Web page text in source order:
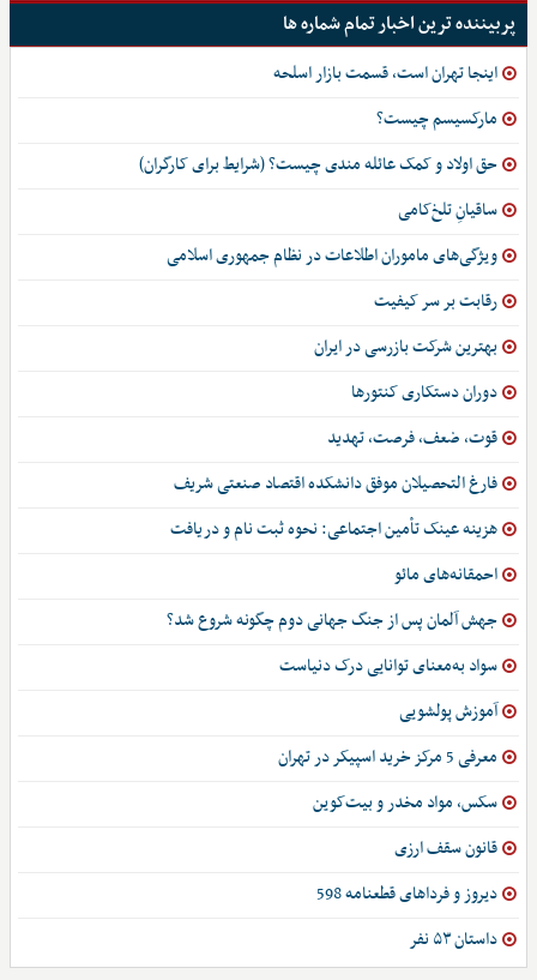
پربیننده ترین اخبار تمام شماره ها
اینجا تهران است، قسمت بازار اسلحه
مارکسیسم چیست؟
حق اولاد و کمک عائله مندی چیست؟ (شرایط برای کارگران)
ساقیانِ تلخ‌کامی
ویژگی‌های ماموران اطلاعات در نظام جمهوری اسلامی
رقابت بر سر کیفیت
بهترین شرکت بازرسی در ایران
دوران دستکاری کنتورها
قوت، ضعف، فرصت، تهدید
فارغ التحصیلان موفق دانشکده اقتصاد صنعتی شریف
هزینه عینک تأمین اجتماعی: نحوه ثبت نام و دریافت
احمقانه‌های مائو
جهش آلمان پس از جنگ جهانی دوم چگونه شروع شد؟
سواد به‌معنای توانایی درک دنیاست
آموزش پولشویی
معرفی 5 مرکز خرید اسپیکر در تهران
سکس، مواد مخدر و بیت‌کوین
قانون سقف ارزی
دیروز و فرداهای قطعنامه 598
داستان ۵۳ نفر